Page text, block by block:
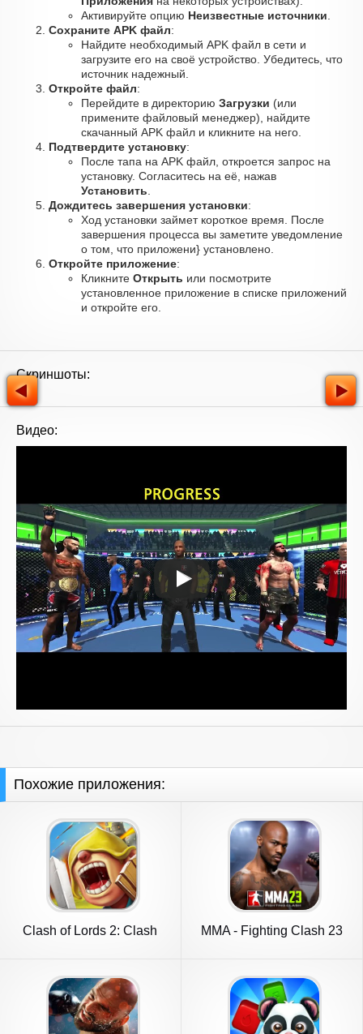
Активируйте опцию Неизвестные источники
Сохраните APK файл:
Найдите необходимый APK файл в сети и
загрузите его на своё устройство. Убедитесь, что
источник надежный.
Откройте файл:
Перейдите в директорию Загрузки (или
примените файловый менеджер), найдите
скачанный APK файл и кликните на него.
Подтвердите установку:
После тапа на APK файл, откроется запрос на
установку. Согласитесь на её, нажав
Установить
Дождитесь завершения установки:
Ход установки займет короткое время. После
завершения процесса вы заметите уведомление
о том, что приложени} установлено.
Откройте приложение:
Кликните Открыть или посмотрите
установленное приложение в списке приложений
и откройте его.
Скриншоты:
Видео:
Похожие приложения:
Clash of Lords 2: Clash
MMA - Fighting Clash 23